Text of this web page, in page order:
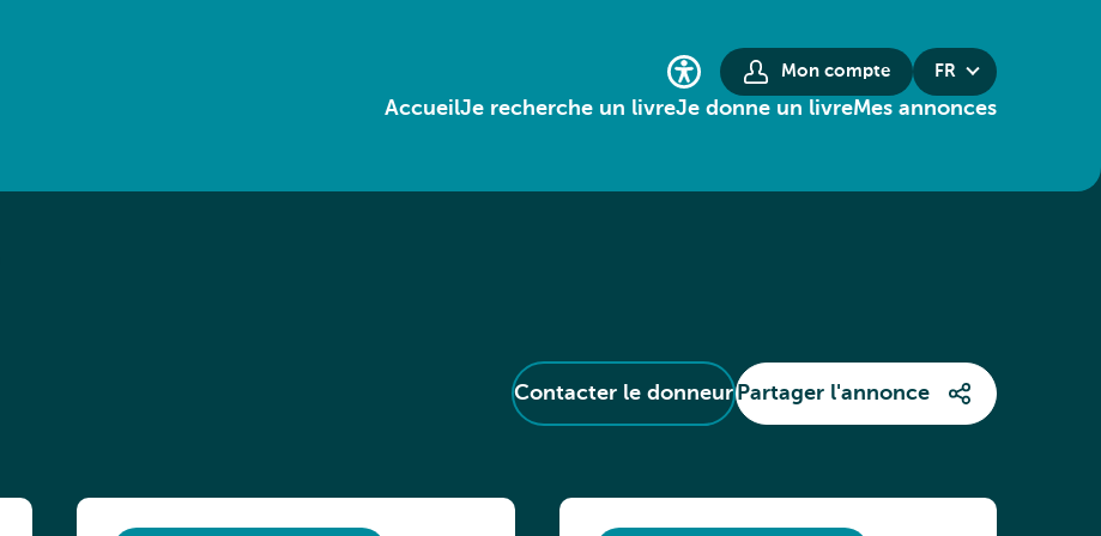
Mon compte FR
AccueilJe recherche un livreJe donne un livreMes annonces
Contacter le donneur Partager l'annonce